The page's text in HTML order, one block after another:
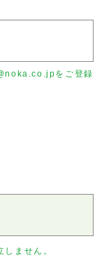
をご登録
ません。